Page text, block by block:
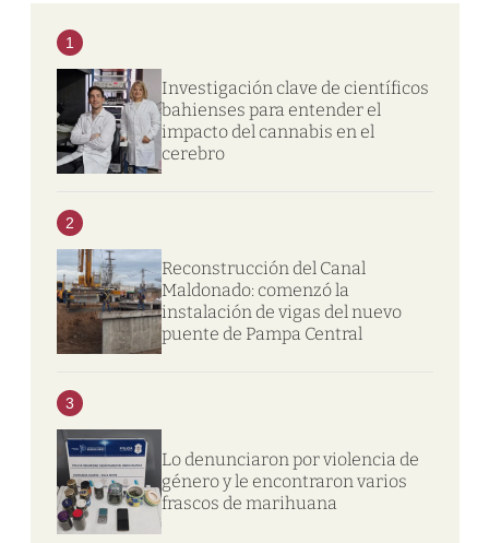
1
Investigación clave de científicos
bahienses para entender el
impacto del cannabis en el
cerebro
2
Reconstrucción del Canal
Maldonado: comenzó la
instalación de vigas del nuevo
puente de Pampa Central
3
Lo denunciaron por violencia de
género y le encontraron varios
frascos de marihuana